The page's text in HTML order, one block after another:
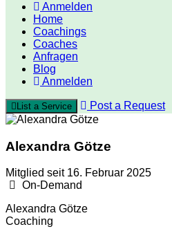
Anmelden
Home
Coachings
Coaches
Anfragen
Blog
Anmelden
List a Service Post a Request
Alexandra Götze
Mitglied seit 16. Februar 2025
On-Demand
Alexandra Götze
Coaching